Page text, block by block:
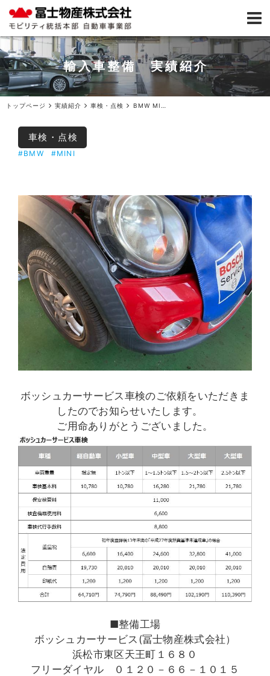
輸入車整備 実績紹介
トップページ 実績紹介 車検・点検
車検・点検
#BMW #MINI
ボッシュカーサービス車検のご依頼をいただきま
したのでお知らせいたします。
ご用命ありがとうございました。
■整備工場
ボッシュカーサービス(冨士物産株式会社）
浜松市東区天王町１６８０
フリーダイヤル ０１２０－６６－１０１５